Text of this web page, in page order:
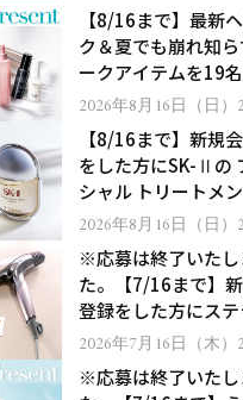
処！
【8/16まで】最新
ク＆夏でも崩れ知
ークアイテムを19
レゼント！
2026年8月16日（日）
で【8/16まで】新規
をした方にSK-Ⅱの
シャル トリートメント セラ
ムをプレゼント！
2026年8月16日（日）
※応募は終了いたし
た。【7/16まで】
登録をした方にス
テのシャインリバー
ゼント！
2026年7月16日（木）
※応募は終了いたし